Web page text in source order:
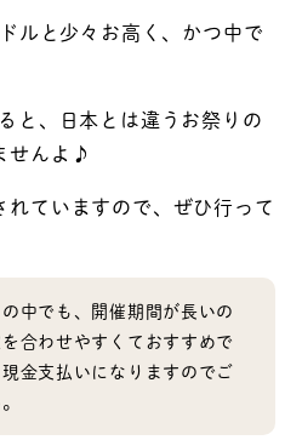
ルと少々お高く、かつ中で
と、日本とは違うお祭りの
せんよ♪
ていますので、ぜひ行って
中でも、開催期間が長いの
合わせやすくておすすめで
金支払いになりますのでご